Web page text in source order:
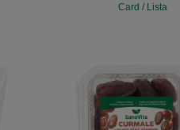
Card / Lista